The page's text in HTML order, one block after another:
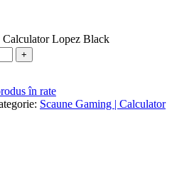
Calculator Lopez Black
în rate
Scaune Gaming | Calculator